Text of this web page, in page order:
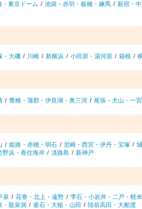
東京ドーム / 池袋・赤羽・板橋・練馬 / 新宿・
・大磯 / 川崎 / 新横浜 / 小田原・湯河原 / 箱根 /
/ 豊橋・蒲郡・伊良湖・奥三河 / 尾張・犬山・一宮
/ 姫路・赤穂・明石 / 尼崎・西宮・伊丹・宝塚 /
野浜・香住海岸 / 淡路島 / 新神戸
泉 / 花巻・北上・遠野 / 雫石・小岩井・二戸・軽米
・龍泉洞 / 釜石・大槌・山田 / 陸前高田・大船渡